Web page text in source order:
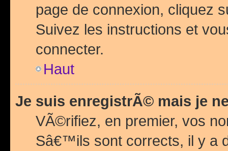
page de connexion, cliquez
Suivez les instructions et
connecter.
Haut
Je suis enregistrÃ© mais je
VÃ©rifiez, en premier, vos
Sâ€™ils sont corrects, il y a